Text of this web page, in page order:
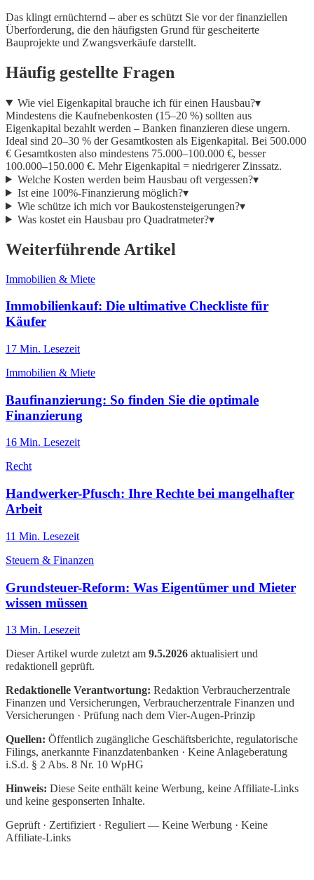
Das klingt ernüchternd – aber es schützt Sie vor der finanziellen
Überforderung, die den häufigsten Grund für gescheiterte
Bauprojekte und Zwangsverkäufe darstellt.
Häufig gestellte Fragen
Wie viel Eigenkapital brauche ich für einen Hausbau?▾
Mindestens die Kaufnebenkosten (15–20 %) sollten aus
Eigenkapital bezahlt werden – Banken finanzieren diese ungern.
Ideal sind 20–30 % der Gesamtkosten als Eigenkapital. Bei 500.000
€ Gesamtkosten also mindestens 75.000–100.000 €, besser
100.000–150.000 €. Mehr Eigenkapital = niedrigerer Zinssatz.
Welche Kosten werden beim Hausbau oft vergessen?▾
Ist eine 100%-Finanzierung möglich?▾
Wie schütze ich mich vor Baukostensteigerungen?▾
Was kostet ein Hausbau pro Quadratmeter?▾
Weiterführende Artikel
Immobilien & Miete
Immobilienkauf: Die ultimative Checkliste für
Käufer
17 Min. Lesezeit
Immobilien & Miete
Baufinanzierung: So finden Sie die optimale
Finanzierung
16 Min. Lesezeit
Recht
Handwerker-Pfusch: Ihre Rechte bei mangelhafter
Arbeit
11 Min. Lesezeit
Steuern & Finanzen
Grundsteuer-Reform: Was Eigentümer und Mieter
wissen müssen
13 Min. Lesezeit
Dieser Artikel wurde zuletzt am 9.5.2026 aktualisiert und
redaktionell geprüft.
Redaktionelle Verantwortung: Redaktion Verbraucherzentrale
Finanzen und Versicherungen, Verbraucherzentrale Finanzen und
Versicherungen · Prüfung nach dem Vier-Augen-Prinzip
Quellen: Öffentlich zugängliche Geschäftsberichte, regulatorische
Filings, anerkannte Finanzdatenbanken · Keine Anlageberatung
i.S.d. § 2 Abs. 8 Nr. 10 WpHG
Hinweis: Diese Seite enthält keine Werbung, keine Affiliate-Links
und keine gesponserten Inhalte.
Geprüft · Zertifiziert · Reguliert — Keine Werbung · Keine
Affiliate-Links